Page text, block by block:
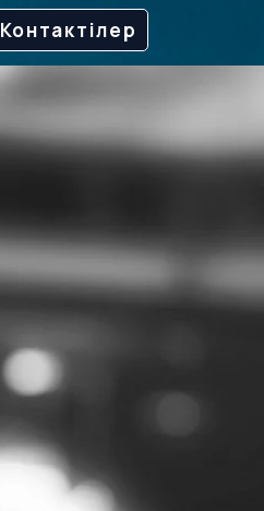
Контактілер